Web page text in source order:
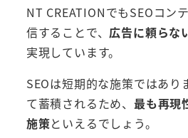
NT CREATIONでもSEOコン
信することで、広告に頼らな
実現しています。
SEOは短期的な施策ではあり
て蓄積されるため、 最も再現
施策といえるでしょう。